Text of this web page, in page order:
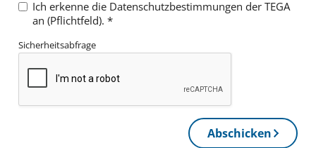
Ich erkenne die Datenschutzbestimmungen der TEGA
an (Pflichtfeld). *
Sicherheitsabfrage
Abschicken